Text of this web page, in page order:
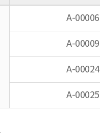
A-00006
A-00009
A-00024
A-00025